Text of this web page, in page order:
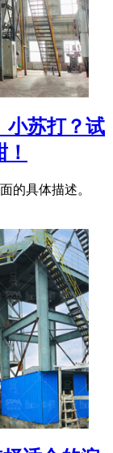
小苏打？试
的具体描述。